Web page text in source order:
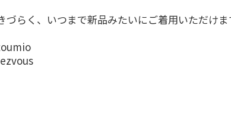
づらく、いつまで新品みたいにご着用いただけ